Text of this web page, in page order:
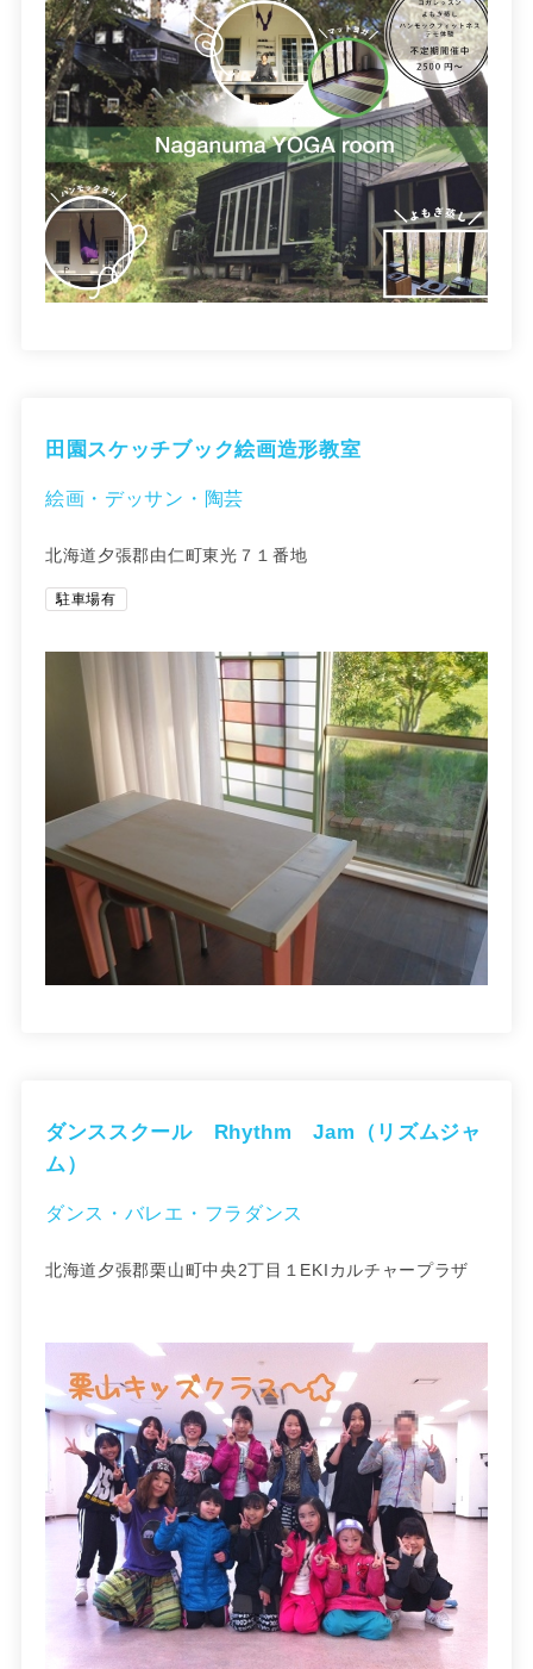
田園スケッチブック絵画造形教室
絵画・デッサン・陶芸
北海道夕張郡由仁町東光７１番地
駐車場有
ダンススクール Rhythm Jam（リズムジャ
ム）
ダンス・バレエ・フラダンス
北海道夕張郡栗山町中央2丁目１EKIカルチャープラザ